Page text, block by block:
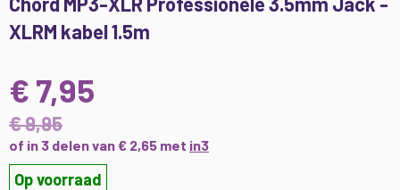
XLRM kabel 1.5m
€ 7,95
€ 9,95
of in 3 delen van € 2,65 met in3
Op voorraad
naar
het
de
afbeeldingen-
gallerij